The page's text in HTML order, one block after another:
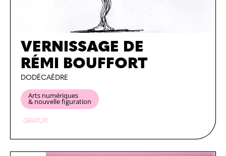
VERNISSAGE DE
RÉMI BOUFFORT
DODÉCAÈDRE
Arts numériques
& nouvelle figuration
GRATUIT